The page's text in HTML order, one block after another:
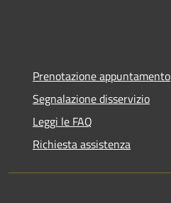
Prenotazione appuntamento
Segnalazione disservizio
Leggi le FAQ
Richiesta assistenza